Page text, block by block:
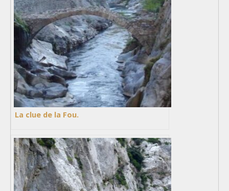
La clue de la Fou.